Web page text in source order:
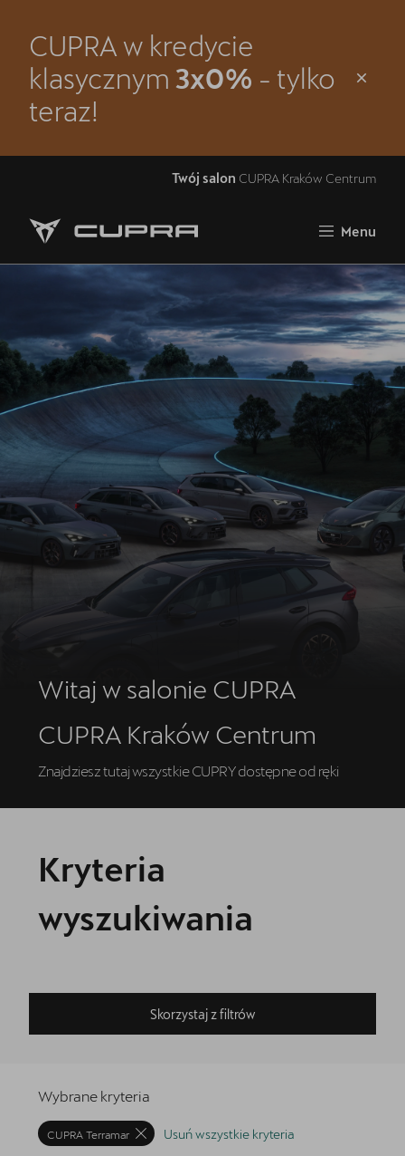
CUPRA w kredycie
klasycznym 3x0% - tylko
teraz!
Twój salon CUPRA Kraków Centrum
Menu
Strona główna
Jazda próbna CUPRĄ
5 lat gwarancji
Finansowanie
Serwis
Oryginalne części zamienne
Akcesoria CUPRA
Kontakt
Witaj w salonie CUPRA
CUPRA Kraków Centrum
Znajdziesz tutaj wszystkie CUPRY dostępne od ręki
Kryteria
wyszukiwania
Skorzystaj z filtrów
Wybrane kryteria
CUPRA Terramar Usuń wszystkie kryteria